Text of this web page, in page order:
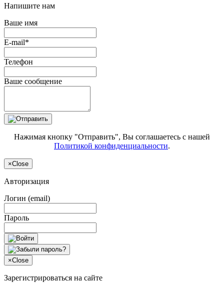
Напишите нам
Ваше имя
E-mail*
Телефон
Ваше сообщение
Нажимая кнопку "Отправить", Вы соглашаетесь с нашей
Политикой конфиденциальности.
×Close
Авторизация
Логин (email)
Пароль
×Close
Зарегистрироваться на сайте